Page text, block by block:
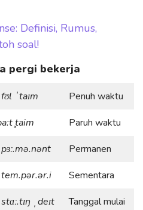
Definisi, Rumus,
soal!
pergi bekerja
ˌfʊl ˈtaɪm
Penuh waktu
̧taim
Paruh waktu
Permanen
Sementara
ˌdeɪt Tanggal mulai